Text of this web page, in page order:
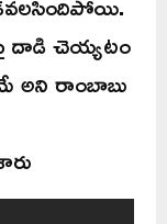
దాడి చెయ్యటం
అని రాంబాబు